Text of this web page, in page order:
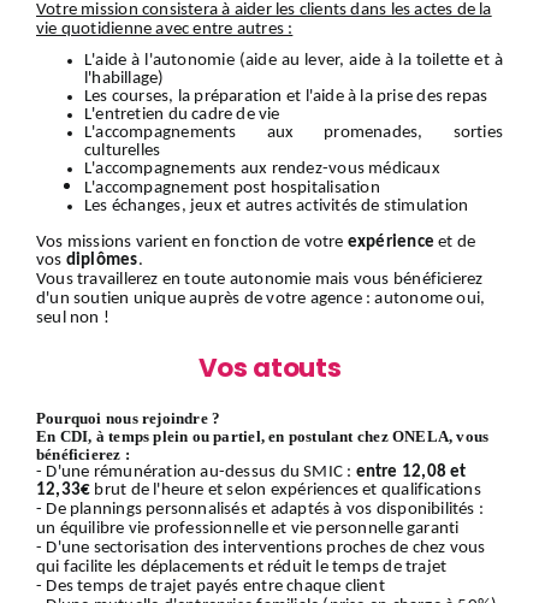
Votre mission consistera à aider les clients dans les actes de la
vie quotidienne avec entre autres :
L'aide à l'autonomie (aide au lever, aide à la toilette et à
l'habillage)
Les courses, la préparation et l'aide à la prise des repas
L'entretien du cadre de vie
L'accompagnements aux promenades, sorties
culturelles
L'accompagnements aux rendez-vous médicaux
L'accompagnement post hospitalisation
Les échanges, jeux et autres activités de stimulation
Vos missions varient en fonction de votre expérience et de
vos diplômes.
Vous travaillerez en toute autonomie mais vous bénéficierez
d'un soutien unique auprès de votre agence : autonome oui,
seul non !
Vos atouts
Pourquoi nous rejoindre ?
En CDI, à temps plein ou partiel, en postulant chez ONELA, vous
bénéficierez :
- D'une rémunération au-dessus du SMIC : entre 12,08 et
12,33€ brut de l'heure et selon expériences et qualifications
- De plannings personnalisés et adaptés à vos disponibilités :
un équilibre vie professionnelle et vie personnelle garanti
- D'une sectorisation des interventions proches de chez vous
qui facilite les déplacements et réduit le temps de trajet
- Des temps de trajet payés entre chaque client